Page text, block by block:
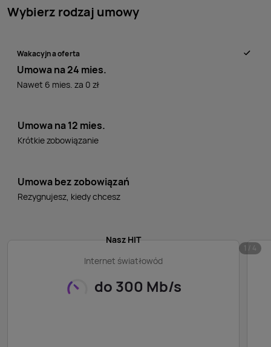
Wybierz rodzaj umowy
Wakacyjna oferta
Umowa na 24 mies.
Nawet 6 mies. za 0 zł
Umowa na 12 mies.
Krótkie zobowiązanie
Umowa bez zobowiązań
Rezygnujesz, kiedy chcesz
Nasz HIT
Internet światłowód
do 300 Mb/s
1 / 4